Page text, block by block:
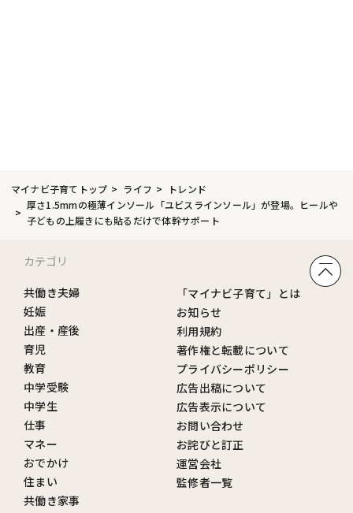
マイナビ子育てトップ ライフ
トレンド
厚さ1.5mmの極薄インソール「ユビスラインソール」が登場。ヒールや
子どもの上履きにも貼るだけで体幹サポート
カテゴリ
共働き夫婦
妊娠
出産・産後
育児
教育
中学受験
中学生
仕事
マネー
おでかけ
住まい
共働き家事
「マイナビ子育て」とは
お知らせ
利用規約
著作権と転載について
プライバシーポリシー
広告出稿について
広告表示について
お問い合わせ
お詫びと訂正
運営会社
監修者一覧